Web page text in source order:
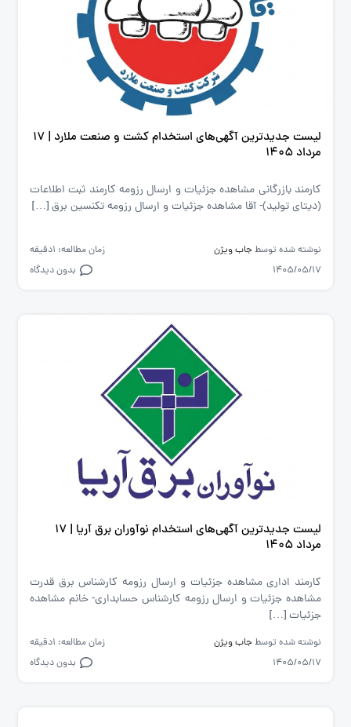
لیست جدیدترین آگهی‌های استخدام کشت و صنعت ملارد | ۱۷
مرداد ۱۴۰۵
کارمند بازرگانی مشاهده جزئیات و ارسال رزومه کارمند ثبت اطلاعات
(دیتای تولید)- آقا مشاهده جزئیات و ارسال رزومه تکنسین برق […]
نوشته شده توسط جاب ویژن
زمان مطالعه: 1دقیقه
1405/05/17
بدون دیدگاه
لیست جدیدترین آگهی‌های استخدام نوآوران برق آریا | ۱۷
مرداد ۱۴۰۵
کارمند اداری مشاهده جزئیات و ارسال رزومه کارشناس برق قدرت
مشاهده جزئیات و ارسال رزومه کارشناس حسابداری- خانم مشاهده
جزئیات […]
نوشته شده توسط جاب ویژن
زمان مطالعه: 1دقیقه
1405/05/17
بدون دیدگاه